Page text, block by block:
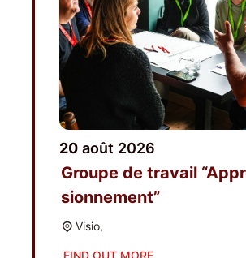
20 août 2026
Groupe de tra­vail
sion­ne­ment”
Visio,
FIND OUT MORE